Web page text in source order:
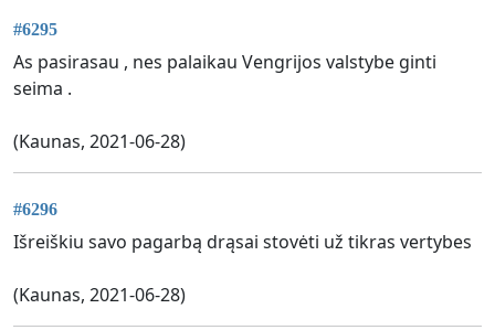
#6295
As pasirasau , nes palaikau Vengrijos valstybe ginti
seima .
(Kaunas, 2021-06-28)
#6296
Išreiškiu savo pagarbą drąsai stovėti už tikras vertybes
(Kaunas, 2021-06-28)